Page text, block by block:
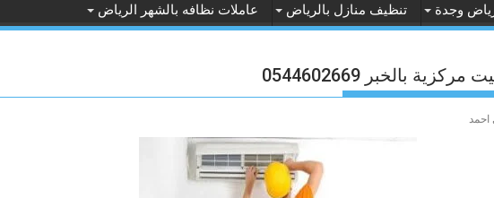
وجدة تنظيف منازل بالرياض عاملات نظافه بالشهر الرياض
بالخبر 0544602669